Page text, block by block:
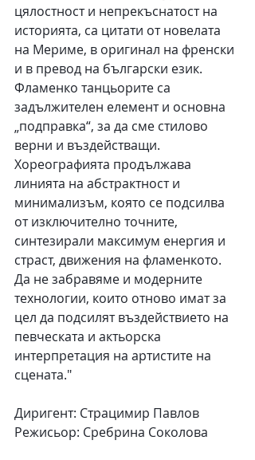
цялостност и непрекъснатост на
историята, са цитати от новелата
на Мериме, в оригинал на френски
и в превод на български език.
Фламенко танцьорите са
задължителен елемент и основна
„подправка“, за да сме стилово
верни и въздействащи.
Хореографията продължава
линията на абстрактност и
минимализъм, която се подсилва
от изключително точните,
синтезирали максимум енергия и
страст, движения на фламенкото.
Да не забравяме и модерните
технологии, които отново имат за
цел да подсилят въздействието на
певческата и актьорска
интерпретация на артистите на
сцената."
Диригент: Страцимир Павлов
Режисьор: Сребрина Соколова